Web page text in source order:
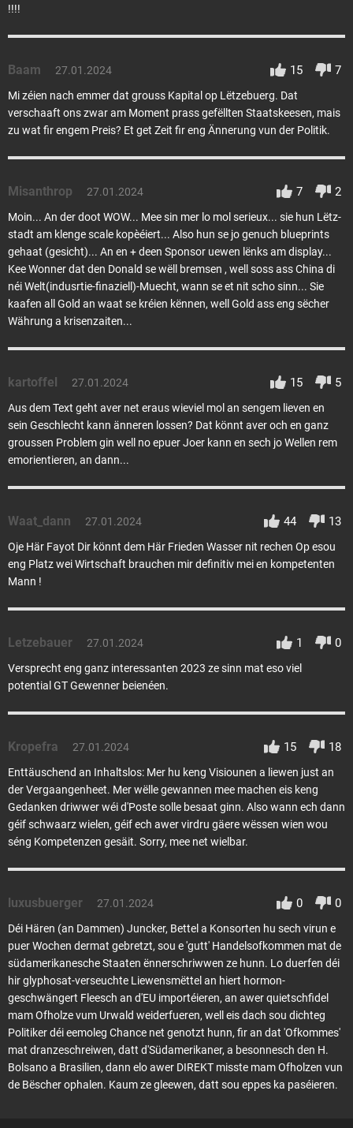
!!!!
Baam 27.01.2024 15 7
Mi zéien nach emmer dat grouss Kapital op Lëtzebuerg. Dat
verschaaft ons zwar am Moment prass gefëllten Staatskeesen, mais
zu wat fir engem Preis? Et get Zeit fir eng Ännerung vun der Politik.
Misanthrop 27.01.2024 7 2
Moin... An der doot WOW... Mee sin mer lo mol serieux... sie hun Lëtz-
stadt am klenge scale kopèéiert... Also hun se jo genuch blueprints
gehaat (gesicht)... An en + deen Sponsor uewen lënks am display...
Kee Wonner dat den Donald se wëll bremsen , well soss ass China di
néi Welt(indusrtie-finaziell)-Muecht, wann se et nit scho sinn... Sie
kaafen all Gold an waat se kréien kënnen, well Gold ass eng sëcher
Währung a krisenzaiten...
kartoffel 27.01.2024 15 5
Aus dem Text geht aver net eraus wieviel mol an sengem lieven en
sein Geschlecht kann änneren lossen? Dat könnt aver och en ganz
groussen Problem gin well no epuer Joer kann en sech jo Wellen rem
emorientieren, an dann...
Waat_dann 27.01.2024 44 13
Oje Här Fayot Dir könnt dem Här Frieden Wasser nit rechen Op esou
eng Platz wei Wirtschaft brauchen mir definitiv mei en kompetenten
Mann !
Letzebauer 27.01.2024 1 0
Versprecht eng ganz interessanten 2023 ze sinn mat eso viel
potential GT Gewenner beienéen.
Kropefra 27.01.2024 15 18
Enttäuschend an Inhaltslos: Mer hu keng Visiounen a liewen just an
der Vergaangenheet. Mer wëlle gewannen mee machen eis keng
Gedanken driwwer wéi d'Poste solle besaat ginn. Also wann ech dann
géif schwaarz wielen, géif ech awer virdru gäere wëssen wien wou
séng Kompetenzen gesäit. Sorry, mee net wielbar.
luxusbuerger 27.01.2024 0 0
Déi Hären (an Dammen) Juncker, Bettel a Konsorten hu sech virun e
puer Wochen dermat gebretzt, sou e 'gutt' Handelsofkommen mat de
südamerikanesche Staaten ënnerschriwwen ze hunn. Lo duerfen déi
hir glyphosat-verseuchte Liewensmëttel an hiert hormon-
geschwängert Fleesch an d'EU importéieren, an awer quietschfidel
mam Ofholze vum Urwald weiderfueren, well eis dach sou dichteg
Politiker déi eemoleg Chance net genotzt hunn, fir an dat 'Ofkommes'
mat dranzeschreiwen, datt d'Südamerikaner, a besonnesch den H.
Bolsano a Brasilien, dann elo awer DIREKT misste mam Ofholzen vun
de Bëscher ophalen. Kaum ze gleewen, datt sou eppes ka paséieren.